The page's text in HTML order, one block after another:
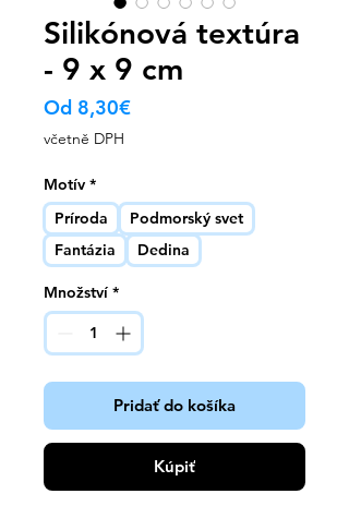
Silikónová textúra
- 9 x 9 cm
Od 8,30€Zvýhodněná
včetně DPH
Motív *
Príroda
Podmorský svet
Fantázia
Dedina
Množství *
Pridať do košíka
Kúpiť